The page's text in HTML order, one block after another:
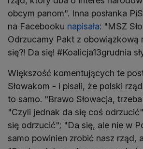
obcym panom". Inna posłanka
na Facebooku napisała: "MSZ
Odrzucamy Pakt z obowiązkową
się?! Da się! #Koalicja13grudnia
Większość komentujących te
Słowakom - i pisali, że polski
to samo. "Brawo Słowacja,
"Czyli jednak da się coś
się odrzucić"; "Da się, ale nie w
samo powinien zrobić nasz rząd,